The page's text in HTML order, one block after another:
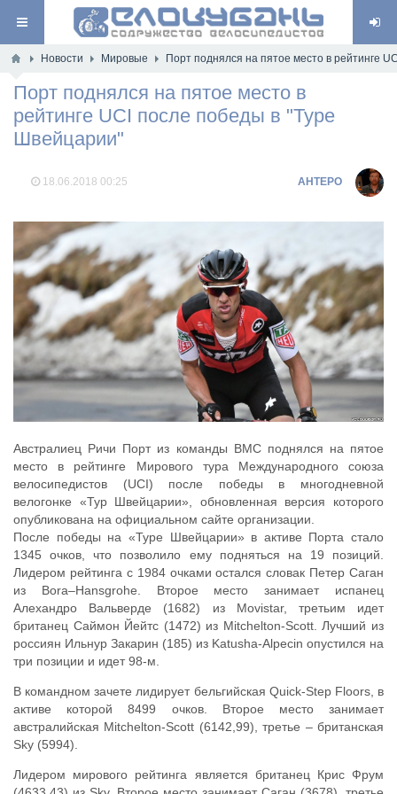
Новости Мировые Порт поднялся на пятое место в рейтинге
Порт поднялся на пятое место в
рейтинге UCI после победы в "Туре
Швейцарии"
18.06.2018 00:25 AHTEPO
Австралиец Ричи Порт из команды BMC поднялся на пятое
место в рейтинге Мирового тура Международного союза
велосипедистов (UCI) после победы в многодневной
велогонке «Тур Швейцарии», обновленная версия которого
опубликована на официальном сайте организации.
После победы на «Туре Швейцарии» в активе Порта стало
1345 очков, что позволило ему подняться на 19 позиций.
Лидером рейтинга с 1984 очками остался словак Петер Саган
из Bora–Hansgrohe. Второе место занимает испанец
Алехандро Вальверде (1682) из Movistar, третьим идет
британец Саймон Йейтс (1472) из Mitchelton-Scott. Лучший из
россиян Ильнур Закарин (185) из Katusha-Alpecin опустился на
три позиции и идет 98-м.
В командном зачете лидирует бельгийская Quick-Step Floors, в
активе которой 8499 очков. Второе место занимает
австралийская Mitchelton-Scott (6142,99), третье – британская
Sky (5994).
Лидером мирового рейтинга является британец Крис Фрум